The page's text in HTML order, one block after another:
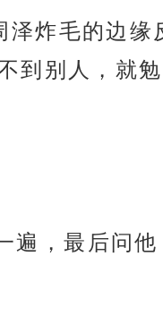
炸毛的边缘
到别人，就
遍，最后问他